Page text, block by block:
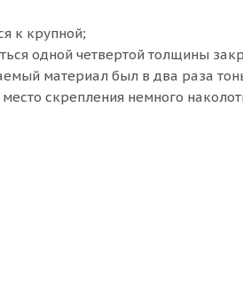
к крупной;
одной четвертой толщины
материал был в два раза
скрепления немного